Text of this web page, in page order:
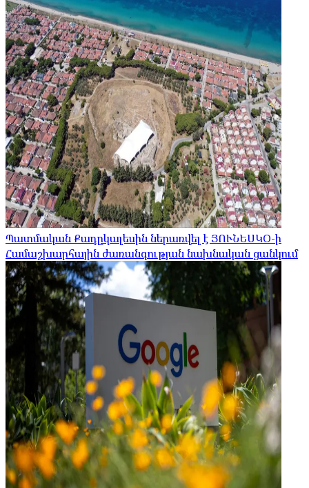
Պատմական Քադըկալեսին ներառվել է ՅՈՒՆԵՍԿՕ-ի
Համաշխարհային ժառանգության նախնական ցանկում